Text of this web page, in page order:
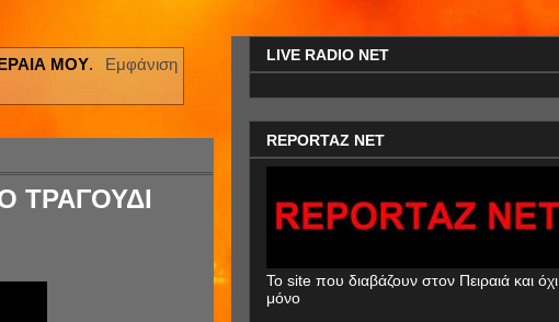
ΜΟΥ.
Εμφάνιση
ΤΡΑΓΟΥΔΙ
LIVE RADIO NET
REPORTAZ NET
To site που διαβάζουν στον Πειραιά και όχι
μόνο